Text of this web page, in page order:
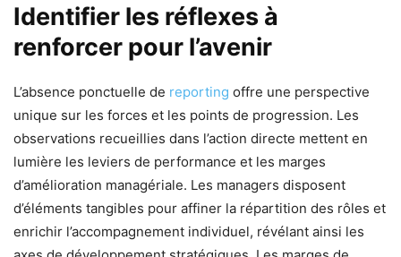
Identifier les réflexes à
renforcer pour l’avenir
L’absence ponctuelle de reporting offre une perspective
unique sur les forces et les points de progression. Les
observations recueillies dans l’action directe mettent en
lumière les leviers de performance et les marges
d’amélioration managériale. Les managers disposent
d’éléments tangibles pour affiner la répartition des rôles et
enrichir l’accompagnement individuel, révélant ainsi les